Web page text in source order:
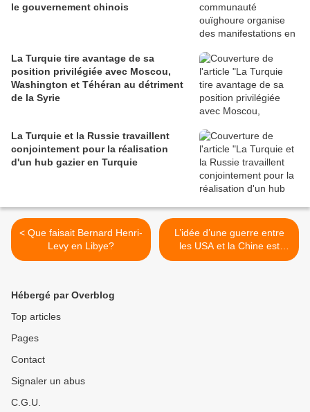
le gouvernement chinois
La Turquie tire avantage de sa
position privilégiée avec Moscou,
Washington et Téhéran au détriment
de la Syrie
La Turquie et la Russie travaillent
conjointement pour la réalisation
d'un hub gazier en Turquie
< Que faisait Bernard Henri-
Levy en Libye?
L’idée d’une guerre entre
les USA et la Chine est
désormais «envisageable»,
Hébergé par Overblog
Top articles
Pages
Contact
Signaler un abus
C.G.U.